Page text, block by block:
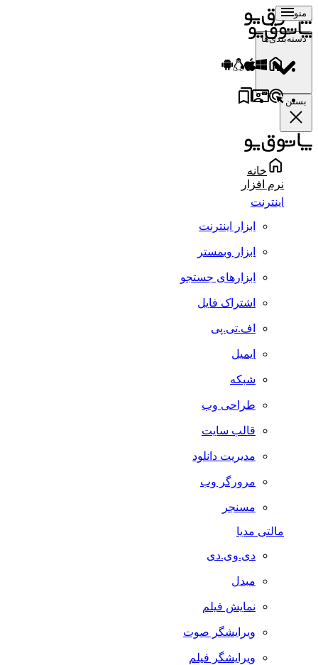
منو
دسته‌بندی‌ها
بستن
خانه
نرم افزار
اینترنت
ابزار اینترنت
ابزار وبمستر
ابزارهای جستجو
اشتراک فایل
اف.تی.پی
ایمیل
شبکه
طراحی وب
قالب سایت
مدیریت دانلود
مرورگر وب
مسنجر
مالتی مدیا
دی.وی.دی
مبدل
نمایش فیلم
ویرایشگر صوت
ویرایشگر فیلم